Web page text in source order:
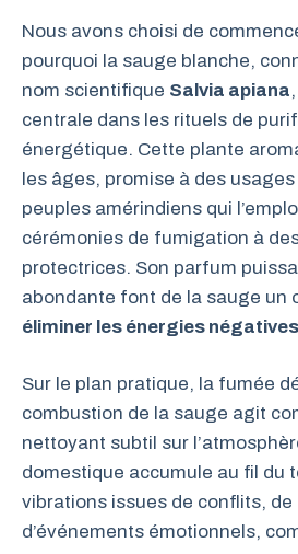
Nous avons choisi de
pourquoi la sauge blanche,
nom scientifique Salvia apiana
centrale dans les rituels de
énergétique. Cette plante
les âges, promise à des
peuples amérindiens qui
cérémonies de fumigation à
protectrices. Son parfum
abondante font de la sauge un
éliminer les énergies négatives
Sur le plan pratique, la fumée
combustion de la sauge agit
nettoyant subtil sur
domestique accumule au fil du
vibrations issues de conflits, de
d’événements émotionnels,